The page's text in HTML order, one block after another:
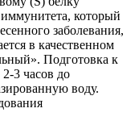
который
заболевания,
в качественном
Подготовка к
3 часов до
воду.